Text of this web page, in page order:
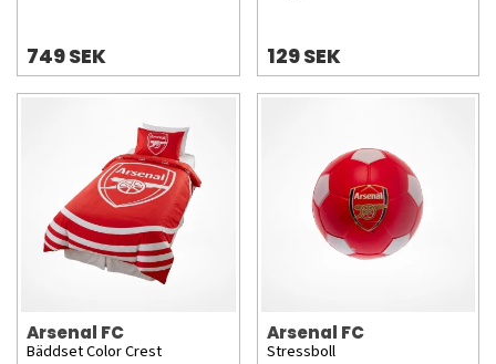
749 SEK 129 SEK
Arsenal FC
Bäddset Color Crest
Arsenal FC
Stressboll